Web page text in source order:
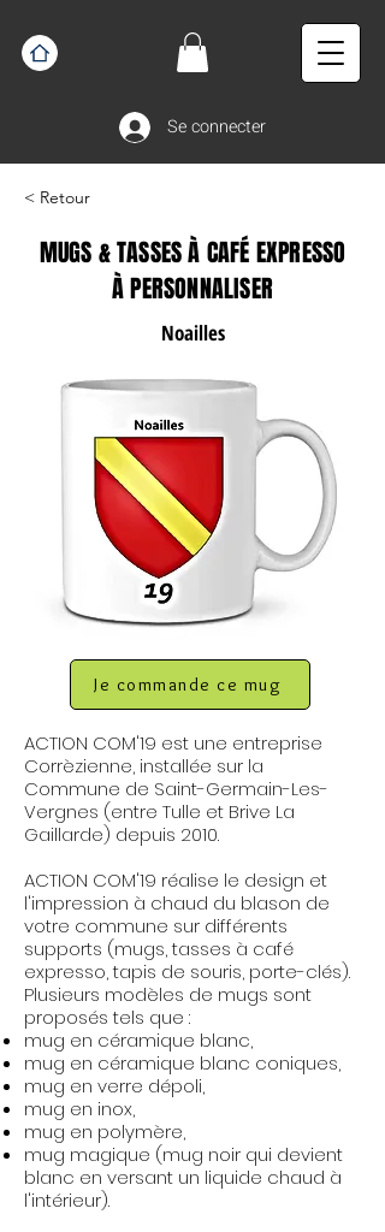
Se connecter
< Retour
MUGS & TASSES À CAFÉ EXPRESSO
À PERSONNALISER
Noailles
Je commande ce mug
ACTION COM'19 est une entreprise
Corrèzienne, installée sur la
Commune de Saint-Germain-Les-
Vergnes (entre Tulle et Brive La
Gaillarde) depuis 2010.
ACTION COM'19 réalise le design et
l'impression à chaud du blason de
votre commune sur différents
supports (mugs, tasses à café
expresso, tapis de souris, porte-clés).
Plusieurs modèles de mugs sont
proposés tels que :
mug en céramique blanc,
mug en céramique blanc coniques,
mug en verre dépoli,
mug en inox,
mug en polymère,
mug magique (mug noir qui devient
blanc en versant un liquide chaud à
l'intérieur).​